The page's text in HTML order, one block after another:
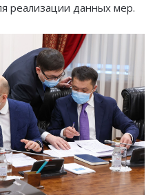
реализации данных мер.